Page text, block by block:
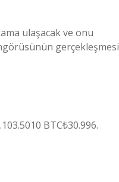
ulaşacak ve onu
gerçekleşmesi
BTC₺30.996.